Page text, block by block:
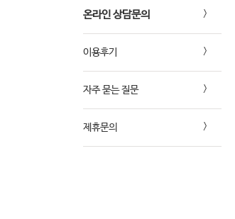
온라인 상담문의
이용후기
자주 묻는 질문
제휴문의